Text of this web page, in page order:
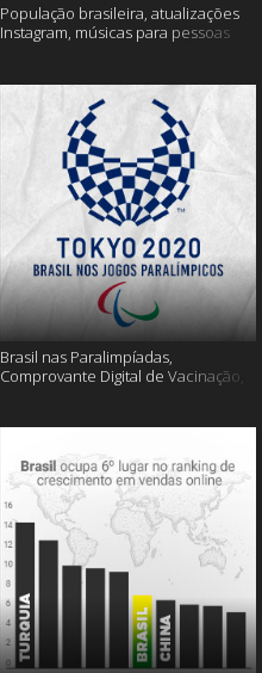
População brasileira, atualizações
Instagram, músicas para pessoas
Brasil nas Paralimpíadas,
Comprovante Digital de Vacinação,